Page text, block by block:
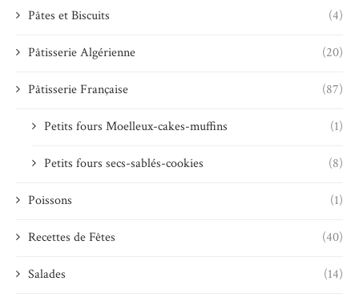
Pâtes et Biscuits (4)
Pâtisserie Algérienne (20)
Pâtisserie Française (87)
Petits fours Moelleux-cakes-muffins (1)
Petits fours secs-sablés-cookies (8)
Poissons (1)
Recettes de Fêtes (40)
Salades (14)